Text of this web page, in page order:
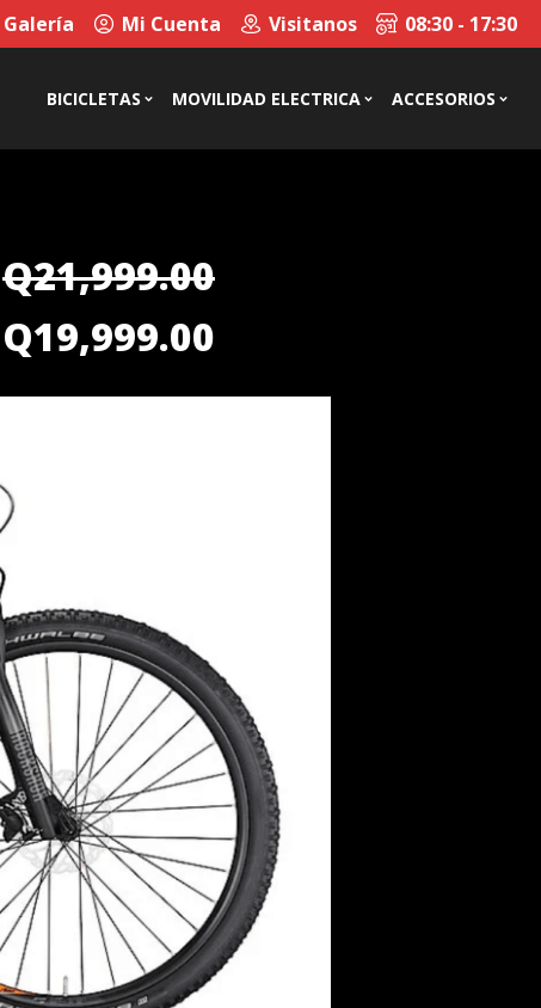
Galería Mi Cuenta Visitanos 08:30 - 17:30
BICICLETAS MOVILIDAD ELECTRICA ACCESORIOS
Q21,999.00
Original
price
Q21,999.00.
Q19,999.00
price